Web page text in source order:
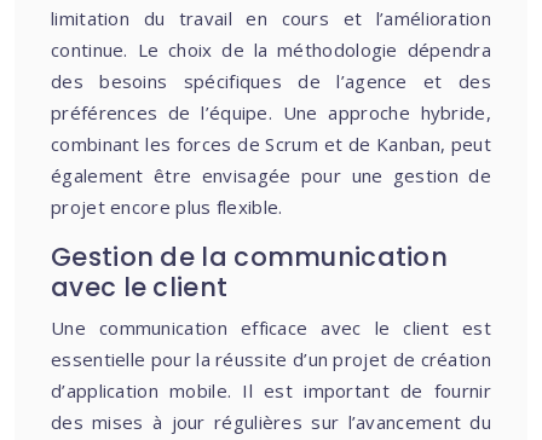
limitation du travail en cours et l’amélioration
continue. Le choix de la méthodologie dépendra
des besoins spécifiques de l’agence et des
préférences de l’équipe. Une approche hybride,
combinant les forces de Scrum et de Kanban, peut
également être envisagée pour une gestion de
projet encore plus flexible.
Gestion de la communication
avec le client
Une communication efficace avec le client est
essentielle pour la réussite d’un projet de création
d’application mobile. Il est important de fournir
des mises à jour régulières sur l’avancement du